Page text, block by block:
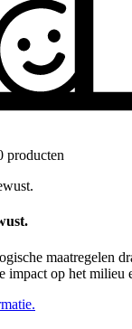
producten
maatregelen
impact op het milieu